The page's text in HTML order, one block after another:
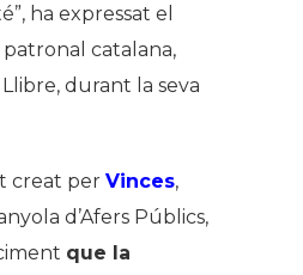
ha expressat el
catalana,
durant la seva
creat per Vinces,
d’Afers Públics,
que la